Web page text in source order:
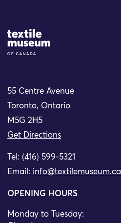
Site Logo
55 Centre Avenue
Toronto, Ontario
M5G 2H5
Get Directions
Tel: (416) 599-5321
Email: info@textilemuseum.ca
OPENING HOURS
Monday to Tuesday: